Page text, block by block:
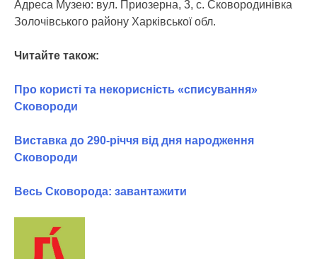
Адреса Музею: вул. Приозерна, 3, с. Сковородинівка
Золочівського району Харківської обл.
Читайте також:
Про користі та некорисність «списування»
Сковороди
Виставка до 290-річчя від дня народження
Сковороди
Весь Сковорода: завантажити